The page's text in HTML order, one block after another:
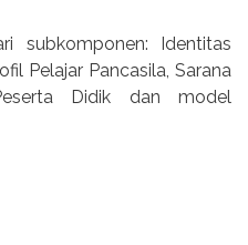
subkomponen: Identitas
Pelajar Pancasila, Sarana
Didik dan model